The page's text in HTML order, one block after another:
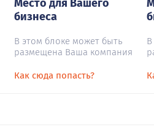
Место для Вашего
бизнеса
В этом блоке может быть
размещена Ваша компания
Как сюда попасть?